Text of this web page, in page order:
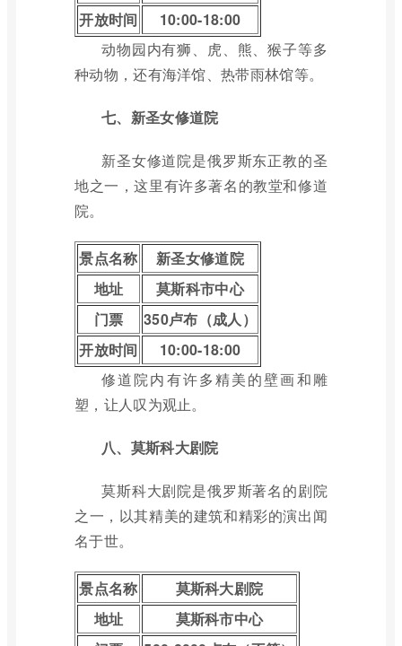
开放时间
10:00-18:00
动物园内有狮、虎、熊、猴子等多
种动物，还有海洋馆、热带雨林馆等。
七、新圣女修道院
新圣女修道院是俄罗斯东正教的圣
地之一，这里有许多著名的教堂和修道
院。
景点名称
新圣女修道院
地址
莫斯科市中心
门票
350卢布（成人）
开放时间
10:00-18:00
修道院内有许多精美的壁画和雕
塑，让人叹为观止。
八、莫斯科大剧院
莫斯科大剧院是俄罗斯著名的剧院
之一，以其精美的建筑和精彩的演出闻
名于世。
景点名称
莫斯科大剧院
地址
莫斯科市中心